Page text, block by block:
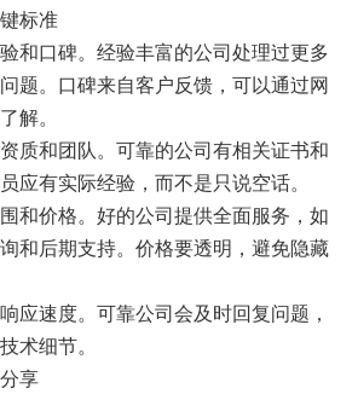
标准
和口碑。经验丰富的公司处理过更多
题。口碑来自客户反馈，可以通过网
解。
质和团队。可靠的公司有相关证书和
应有实际经验，而不是只说空话。
和价格。好的公司提供全面服务，如
和后期支持。价格要透明，避免隐藏
应速度。可靠公司会及时回复问题，
术细节。
享